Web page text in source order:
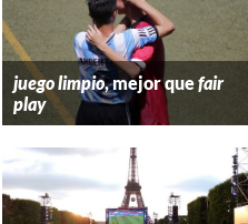
juego limpio, mejor quefair
play